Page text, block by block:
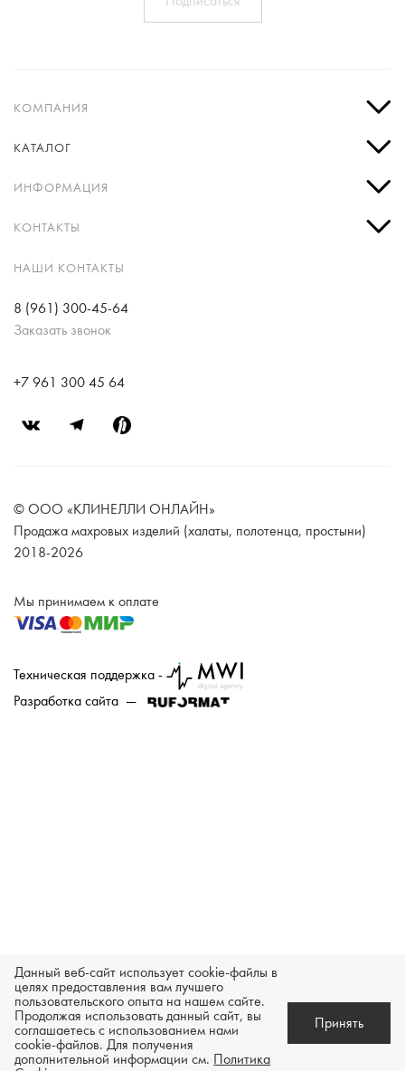
В корзину
КОМПАНИЯ
КАТАЛОГ
ИНФОРМАЦИЯ
КОНТАКТЫ
НАШИ КОНТАКТЫ
8 (961) 300-45-64
Заказать звонок
+7 961 300 45 64
© ООО «КЛИНЕЛЛИ ОНЛАЙН»
Продажа махровых изделий (халаты, полотенца, простыни)
2018-2026
Мы принимаем к оплате
Техническая поддержка -
Разработка сайта —
Данный веб-сайт использует cookie-файлы в
целях предоставления вам лучшего
пользовательского опыта на нашем сайте.
Продолжая использовать данный сайт, вы
соглашаетесь с использованием нами
cookie-файлов. Для получения
дополнительной информации см. Политика
Принять